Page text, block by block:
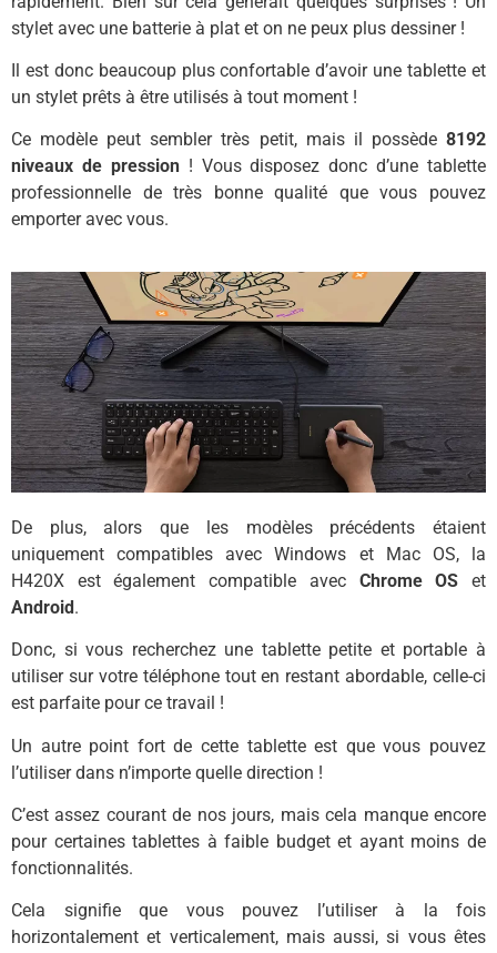
stylet avec une batterie à plat et on ne peux plus dessiner !
Il est donc beaucoup plus confortable d’avoir une tablette et
un stylet prêts à être utilisés à tout moment !
Ce modèle peut sembler très petit, mais il possède 8192
niveaux de pression! Vous disposez donc d’une tablette
professionnelle de très bonne qualité que vous pouvez
emporter avec vous.
De plus, alors que les modèles précédents étaient
uniquement compatibles avec Windows et Mac OS, la
H420X est également compatible avec Chrome OSet
Android.
Donc, si vous recherchez une tablette petite et portable à
utiliser sur votre téléphone tout en restant abordable, celle-ci
est parfaite pour ce travail !
Un autre point fort de cette tablette est que vous pouvez
l’utiliser dans n’importe quelle direction !
C’est assez courant de nos jours, mais cela manque encore
pour certaines tablettes à faible budget et ayant moins de
fonctionnalités.
Cela signifie que vous pouvez l’utiliser à la fois
horizontalement et verticalement, mais aussi, si vous êtes